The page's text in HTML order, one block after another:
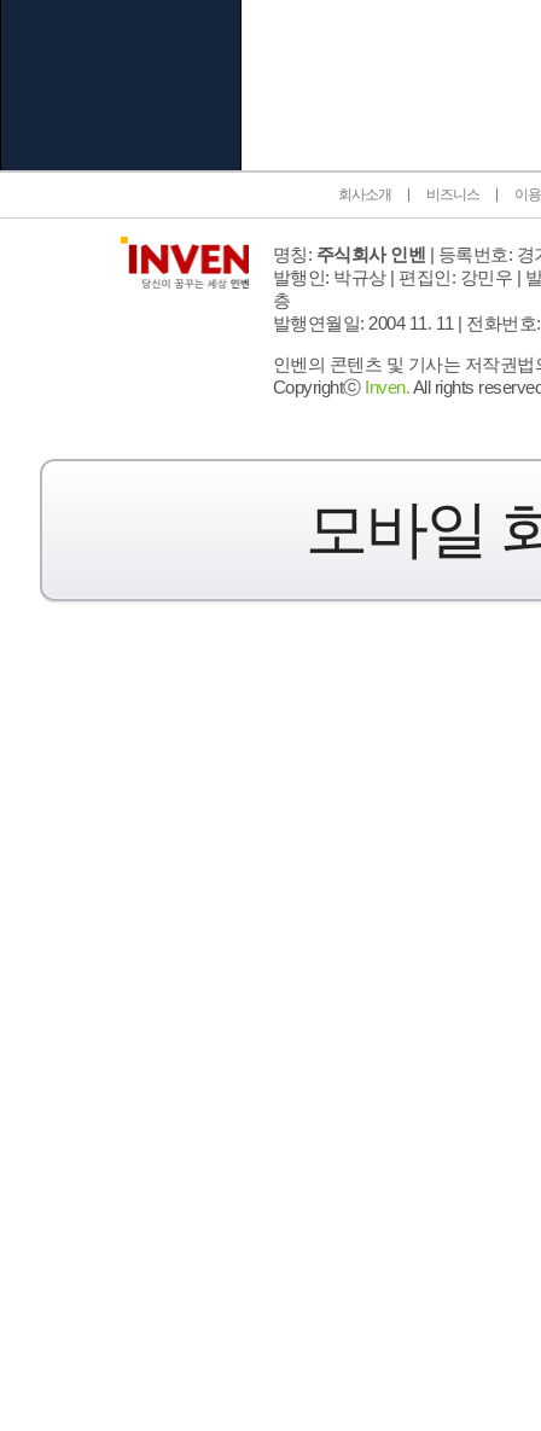
회사소개 비즈니스 이
명칭: 주식회사 인벤 | 등록번호: 경
발행인: 박규상 | 편집인: 강민우 |
층
발행연월일: 2004 11. 11 | 전화번호
인벤의 콘텐츠 및 기사는 저작권
Copyrightⓒ Inven.All rights
모바일